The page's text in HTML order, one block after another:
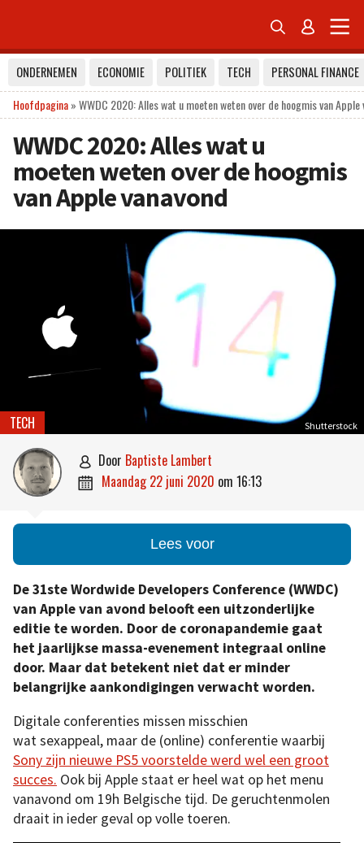
 
ONDERNEMEN ECONOMIE POLITIEK TECH
PERSONAL FINANCE
Hoofdpagina»WWDC 2020: Alles wat u moeten weten over de hoogmis van Apple
WWDC 2020: Alles wat u
moeten weten over de hoogmis
van Apple vanavond
Shutterstock
TECH
 door Baptiste Lambert
 maandag 22 juni 2020 om 16:13
Lees voor
De 31ste Wordwide Developers Conference (WWDC)
van Apple van avond belooft een uitzonderlijke
editie te worden. Door de coronapandemie gaat
het jaarlijkse massa-evenement integraal online
door. Maar dat betekent niet dat er minder
belangrijke aankondigingen verwacht worden.
Digitale conferenties missen misschien
wat sexappeal, maar de (online) conferentie waarbij
Sony zijn nieuwe PS5 voorstelde werd wel een groot
succes. Ook bij Apple staat er heel wat op het menu
vanavond om 19h Belgische tijd. De geruchtenmolen
draait in ieder geval op volle toeren.